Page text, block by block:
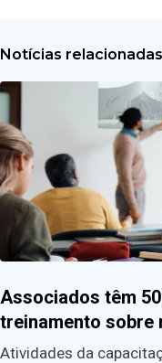
Notícias relacionadas
Associados têm
treinamento sobre
Atividades da